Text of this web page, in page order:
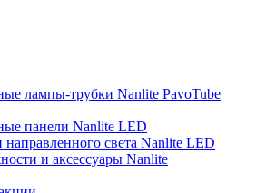
лампы-трубки Nanlite PavoTube
панели Nanlite LED
направленного света Nanlite LED
и аксессуары Nanlite